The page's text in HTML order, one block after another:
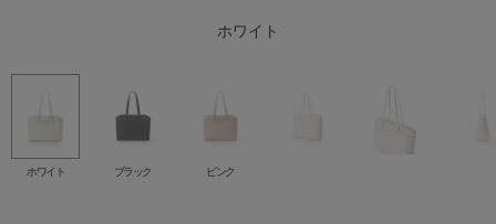
ホワイト
ブラック
ピンク
ホワイト ブラック ピンク